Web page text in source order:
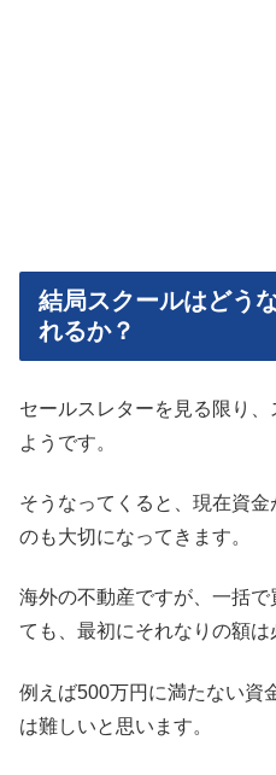
結局スクールはどう
れるか？
セールスレターを見る限り
ようです。
そうなってくると、現在資
のも大切になってきます。
海外の不動産ですが、一括
ても、最初にそれなりの額は
例えば500万円に満たない資
は難しいと思います。